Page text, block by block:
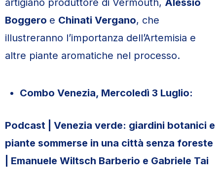
artigiano produttore di Vermouth, Alessio
Boggero e Chinati Vergano, che
illustreranno l’importanza dell’Artemisia e
altre piante aromatiche nel processo.
Combo Venezia, Mercoledì 3 Luglio:
Podcast | Venezia verde: giardini botanici e
piante sommerse in una città senza foreste
Emanuele Wiltsch Barberio e Gabriele Tai